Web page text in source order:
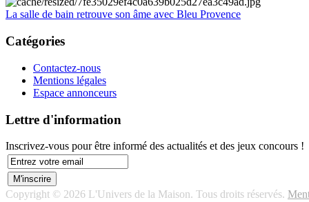
La salle de bain retrouve son âme avec Bleu Provence
Catégories
Contactez-nous
Mentions légales
Espace annonceurs
Lettre d'information
Inscrivez-vous pour être informé des actualités et des jeux concours !
Copyright © 2026 L'Univers de la Maison. Tous droits réservés.